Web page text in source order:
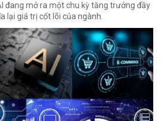
đang mở ra một chu kỳ tăng trưởng đầy
lại giá trị cốt lõi của ngành.